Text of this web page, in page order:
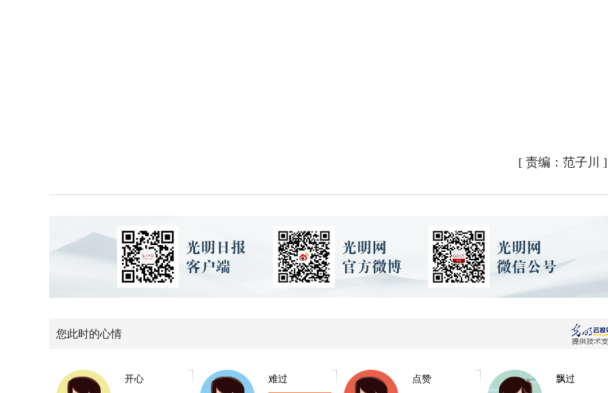
[ 责编：范子川 ]
您此时的心情
开心 难过 点赞 飘过